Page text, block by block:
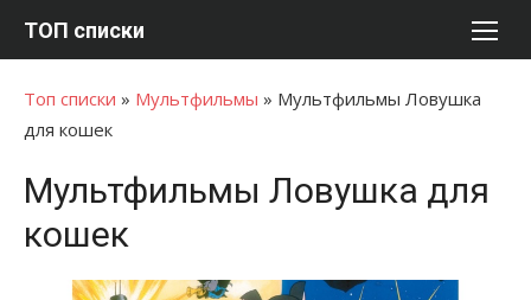
ТОП списки
Топ списки » Мультфильмы » Мультфильмы Ловушка
для кошек
Мультфильмы Ловушка для
кошек